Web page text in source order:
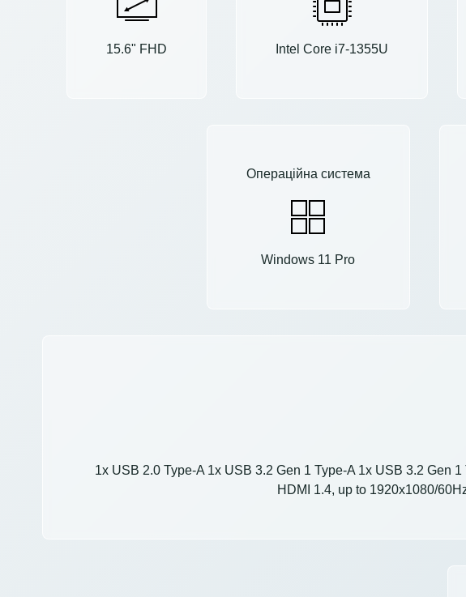
15.6" FHD Intel Core i7-1355U
Операційна система
Windows 11 Pro
1x USB 2.0 Type-A 1x USB 3.2 Gen 1 Type-A 1x USB 3.2 Gen
HDMI 1.4, up to 1920x1080/